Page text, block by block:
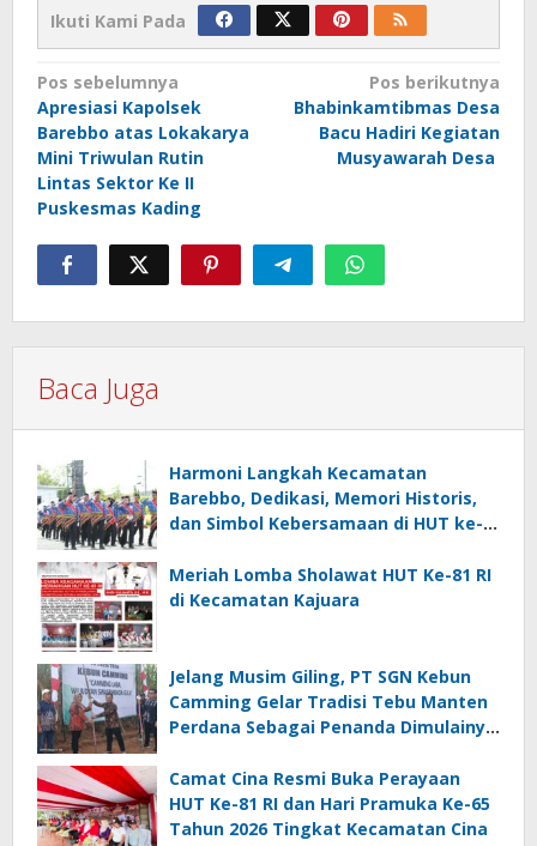
Ikuti Kami Pada
Navigasi
pos
Pos sebelumnya
Apresiasi Kapolsek
Barebbo atas Lokakarya
Mini Triwulan Rutin
Lintas Sektor Ke II
Puskesmas Kading
Pos berikutnya
Bhabinkamtibmas Desa
Bacu Hadiri Kegiatan
Musyawarah Desa
Baca Juga
Harmoni Langkah Kecamatan
Barebbo, Dedikasi, Memori Historis,
dan Simbol Kebersamaan di HUT ke-
Meriah Lomba Sholawat HUT Ke-81 RI
di Kecamatan Kajuara
Jelang Musim Giling, PT SGN Kebun
Camming Gelar Tradisi Tebu Manten
Perdana Sebagai Penanda Dimulainya
Camat Cina Resmi Buka Perayaan
HUT Ke-81 RI dan Hari Pramuka Ke-65
Tahun 2026 Tingkat Kecamatan Cina